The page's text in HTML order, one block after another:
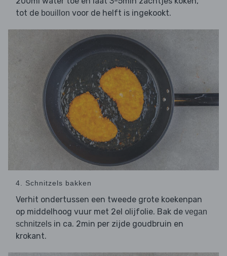
tot de bouillon voor de helft is ingekookt.
4. Schnitzels bakken
Verhit ondertussen een tweede grote koekenpan
op middelhoog vuur met 2el olijfolie. Bak de vegan
schnitzels in ca. 2min per zijde goudbruin en
krokant.